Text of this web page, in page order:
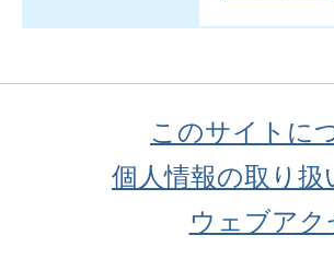
このサイトに
個人情報の取り扱
ウェブア